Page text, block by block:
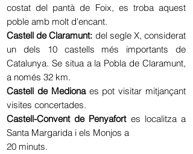
costat del pantà de Foix, es troba aquest
poble amb molt d'encant.
Castell de Claramunt: del segle X, considerat
un dels 10 castells més importants de
Catalunya. Se situa a la Pobla de Claramunt,
a només 32 km.
Castell de Medionaes pot visitar mitjançant
visites concertades.
Castell-Convent de Penyafortes localitza a
Santa Margarida i els Monjos a
20 minuts.